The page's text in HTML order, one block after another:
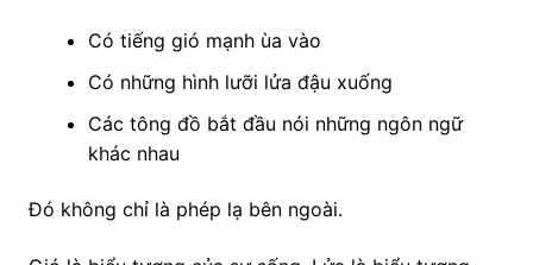
Có tiếng gió mạnh ùa vào
Có những hình lưỡi lửa đậu xuống
Các tông đồ bắt đầu nói những ngôn ngữ
khác nhau
Đó không chỉ là phép lạ bên ngoài.